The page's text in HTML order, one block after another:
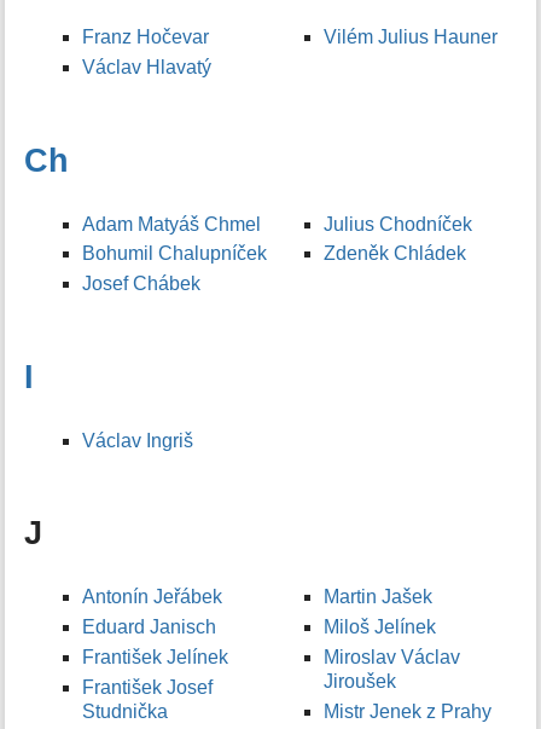
Franz Hočevar
Václav Hlavatý
Vilém Julius Hauner
Ch
Adam Matyáš Chmel
Bohumil Chalupníček
Josef Chábek
Julius Chodníček
Zdeněk Chládek
I
Václav Ingriš
J
Antonín Jeřábek
Eduard Janisch
František Jelínek
František Josef
Studnička
Martin Jašek
Miloš Jelínek
Miroslav Václav
Jiroušek
Mistr Jenek z Prahy